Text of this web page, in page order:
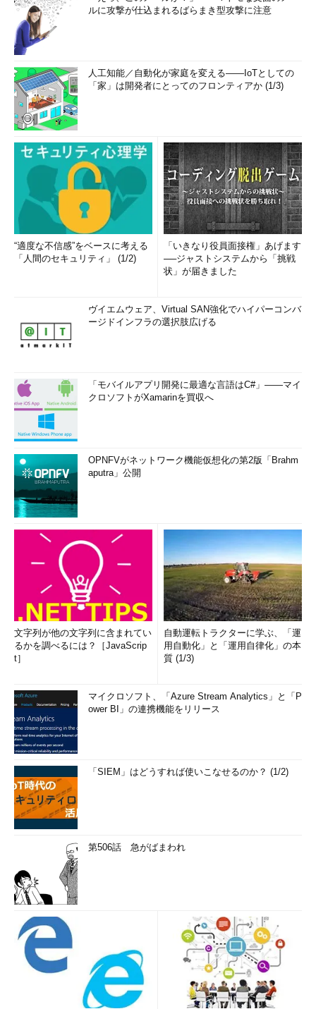
ルに攻撃が仕込まれるばらまき型攻撃に注意
人工知能／自動化が家庭を変える――IoTとしての
「家」は開発者にとってのフロンティアか (1/3)
“適度な不信感”をベースに考える
「人間のセキュリティ」 (1/2)
「いきなり役員面接権」あげます
──ジャストシステムから「挑戦
状」が届きました
ヴイエムウェア、Virtual SAN強化でハイパーコンバ
ージドインフラの選択肢広げる
「モバイルアプリ開発に最適な言語はC#」――マイ
クロソフトがXamarinを買収へ
OPNFVがネットワーク機能仮想化の第2版「Brahm
aputra」公開
文字列が他の文字列に含まれてい
るかを調べるには？［JavaScrip
t］
自動運転トラクターに学ぶ、「運
用自動化」と「運用自律化」の本
質 (1/3)
マイクロソフト、「Azure Stream Analytics」と「P
ower BI」の連携機能をリリース
「SIEM」はどうすれば使いこなせるのか？ (1/2)
第506話 急がばまわれ